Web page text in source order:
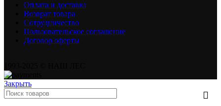
Оплата и доставка
Возврат товара
Сотрудничество
Пользовательское соглашение
Договор оферты
Закрыть